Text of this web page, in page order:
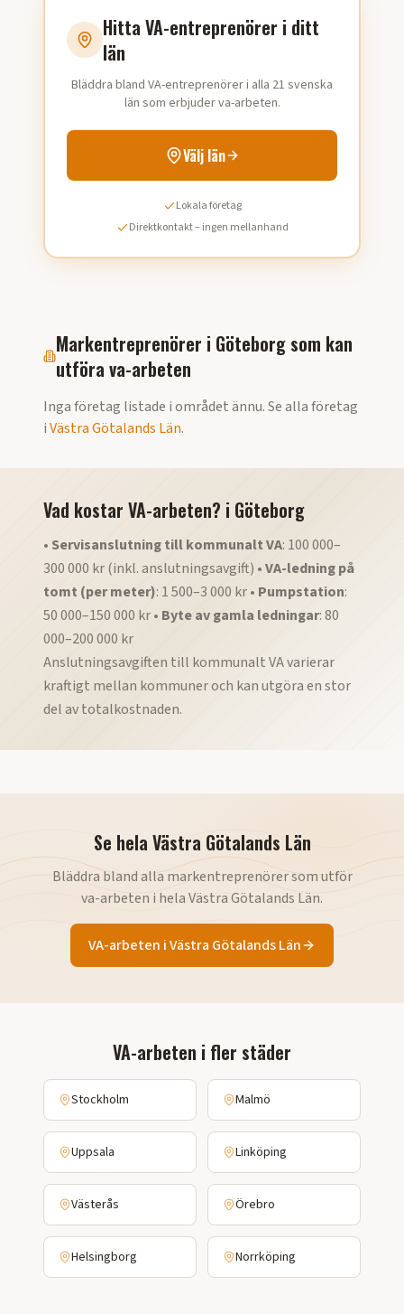
Hitta VA-entreprenörer i ditt
län
Bläddra bland VA-entreprenörer i alla 21 svenska
län som erbjuder va-arbeten.
Välj län
Lokala företag
Direktkontakt – ingen mellanhand
Markentreprenörer i Göteborgsom kan
utföra va-arbeten
Inga företag listade i området ännu. Se alla företag
iVästra Götalands Län.
Vad kostar VA-arbeten? i Göteborg
• Servisanslutning till kommunalt VA: 100 000–
300 000 kr (inkl. anslutningsavgift) •VA-ledning på
tomt (per meter): 1 500–3 000 kr • Pumpstation:
50 000–150 000 kr • Byte av gamla ledningar: 80
000–200 000 kr
Anslutningsavgiften till kommunalt VA varierar
kraftigt mellan kommuner och kan utgöra en stor
del av totalkostnaden.
Se hela Västra Götalands Län
Bläddra bland alla markentreprenörer som utför
va-arbeten i helaVästra Götalands Län.
VA-arbeten iVästra Götalands Län
VA-arbeten i fler städer
Stockholm Malmö
Uppsala Linköping
Västerås Örebro
Helsingborg Norrköping